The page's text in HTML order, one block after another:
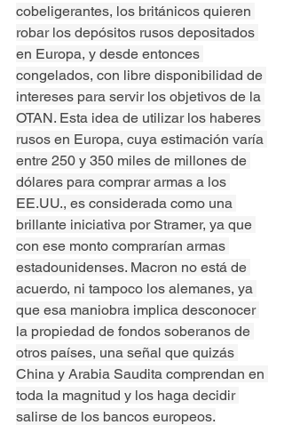
cobeligerantes, los británicos quieren
robar los depósitos rusos depositados
en Europa, y desde entonces
congelados, con libre disponibilidad de
intereses para servir los objetivos de la
OTAN. Esta idea de utilizar los haberes
rusos en Europa, cuya estimación varía
entre 250 y 350 miles de millones de
dólares para comprar armas a los
EE.UU., es considerada como una
brillante iniciativa por Stramer, ya que
con ese monto comprarían armas
estadounidenses. Macron no está de
acuerdo, ni tampoco los alemanes, ya
que esa maniobra implica desconocer
la propiedad de fondos soberanos de
otros países, una señal que quizás
China y Arabia Saudita comprendan en
toda la magnitud y los haga decidir
salirse de los bancos europeos.